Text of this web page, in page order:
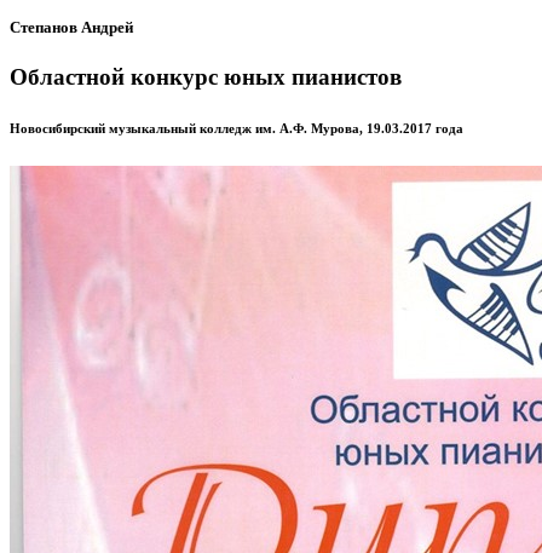
Степанов Андрей
Областной конкурс юных пианистов
Новосибирский музыкальный колледж им. А.Ф. Мурова, 19.03.2017 года